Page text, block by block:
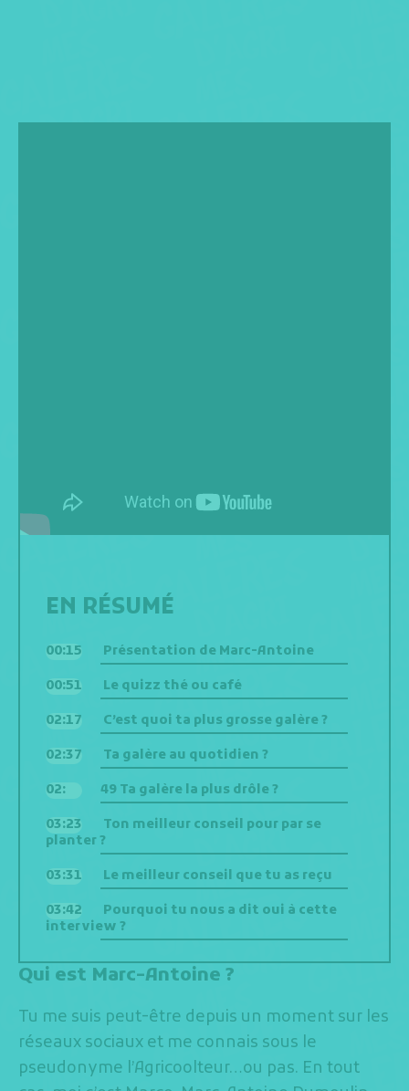
EN RÉSUMÉ
00:15
Présentation de Marc-Antoine
00:51
Le quizz thé ou café
02:17
C’est quoi ta plus grosse galère ?
02:37
Ta galère au quotidien ?
02:
49 Ta galère la plus drôle ?
03:23
Ton meilleur conseil pour par se
planter ?
03:31
Le meilleur conseil que tu as reçu
03:42
Pourquoi tu nous a dit oui à cette
interview ?
Qui est Marc-Antoine ?
Tu me suis peut-être depuis un moment sur les
réseaux sociaux et me connais sous le
pseudonyme l’Agricoolteur…ou pas. En tout